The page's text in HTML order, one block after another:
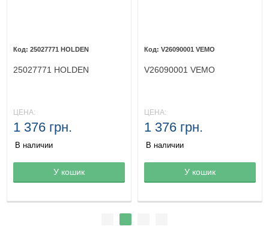
Товар в корзине
25027771 HOLDEN
25027771 HOLDEN
ЦЕНА:
1 376 грн.
В наличии
У кошик Товар в корзине
V26090001 VEMO
V26090001 VEMO
ЦЕНА:
1 376 грн.
В наличии
У кошик